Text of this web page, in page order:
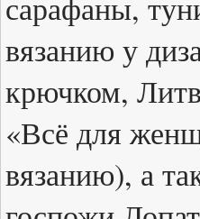
вязанию у
крючком,
«Всё для
вязанию), а